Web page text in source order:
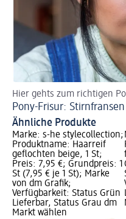
Hier gehts zum richtigen
Pony-Frisur:
Ähnliche Produkte
Marke: s-he stylecollection;
Produktname: Haarreif
geflochten beige, 1 St;
Preis: 7,95 €; Grundpreis: 1
St (7,95 € je 1 St); Marke
von dm Grafik;
Verfügbarkeit: Status Grün
Lieferbar, Status Grau dm
Markt wählen